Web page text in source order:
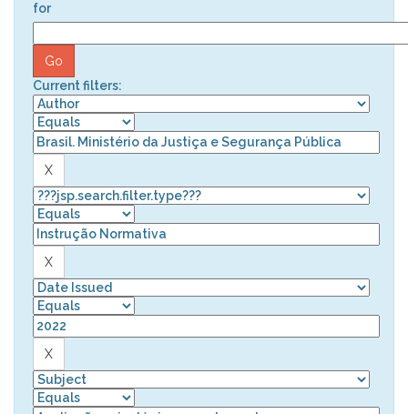
for
Current filters: